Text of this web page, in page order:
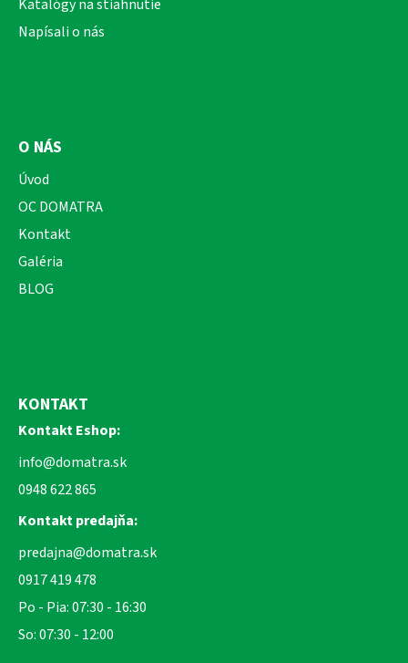
Katalógy na stiahnutie
Napísali o nás
O NÁS
Úvod
OC DOMATRA
Kontakt
Galéria
BLOG
KONTAKT
Kontakt Eshop:
info@domatra.sk
0948 622 865
Kontakt predajňa:
predajna@domatra.sk
0917 419 478
Po - Pia: 07:30 - 16:30
So: 07:30 - 12:00